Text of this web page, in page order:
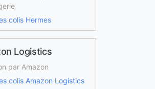
colis Hermes
Logistics
par Amazon
colis Amazon Logistics